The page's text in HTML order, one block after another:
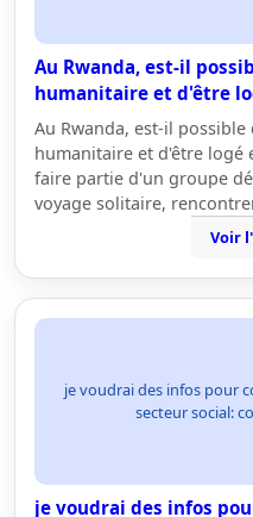
Au Rwanda, est-il
humanitaire et d'être
Au Rwanda, est-il
humanitaire et d'être logé
faire partie d'un groupe
voyage solitaire,
Voir
je voudrai des infos pour
secteur social:
je voudrai des infos